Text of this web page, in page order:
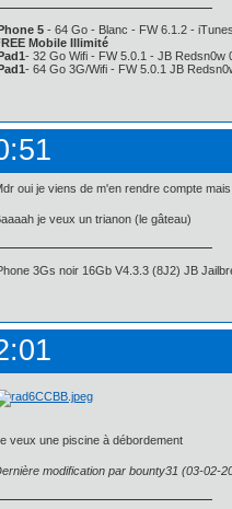
5- 64 Go - Blanc - FW 6.1.2 -
Mobile Illimité
- 32 Go Wifi - FW 5.0.1 - JB Redsn0w
- 64 Go 3G/Wifi - FW 5.0.1 JB
oui je viens de m'en rendre compte
je veux un trianon (le gâteau)
3Gs noir 16Gb V4.3.3 (8J2) JB
veux une piscine à débordement
modification par bounty31 (03-02-